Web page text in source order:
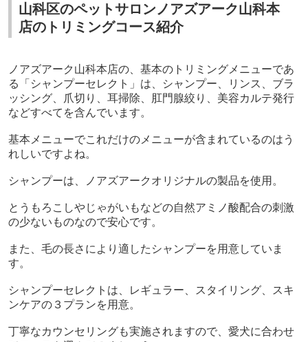
山科区のペットサロンノアズアーク山科本
店のトリミングコース紹介
ノアズアーク山科本店の、基本のトリミングメニューであ
る「シャンプーセレクト」は、シャンプー、リンス、ブラ
ッシング、爪切り、耳掃除、肛門腺絞り、美容カルテ発行
などすべてを含んでいます。
基本メニューでこれだけのメニューが含まれているのはう
れしいですよね。
シャンプーは、ノアズアークオリジナルの製品を使用。
とうもろこしやじゃがいもなどの自然アミノ酸配合の刺激
の少ないものなので安心です。
また、毛の長さにより適したシャンプーを用意していま
す。
シャンプーセレクトは、レギュラー、スタイリング、スキ
ンケアの３プランを用意。
丁寧なカウンセリングも実施されますので、愛犬に合わせ